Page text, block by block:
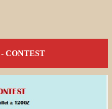
CONTEST